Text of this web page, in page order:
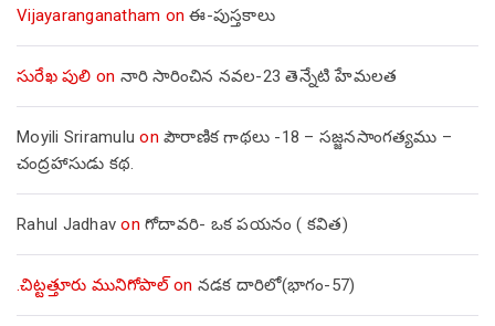
Vijayaranganatham onఈ-పుస్తకాలు
సురేఖ పులి on నారి సారించిన నవల-23 తెన్నేటి హేమలత
Moyili Sriramulu on పౌరాణిక గాథలు -18 – సజ్జనసాంగత్యము –
చంద్రహాసుడు కథ.
Rahul Jadhav on గోదావరి- ఒక పయనం ( కవిత)
.చిట్టత్తూరు మునిగోపాల్on నడక దారిలో(భాగం-57)